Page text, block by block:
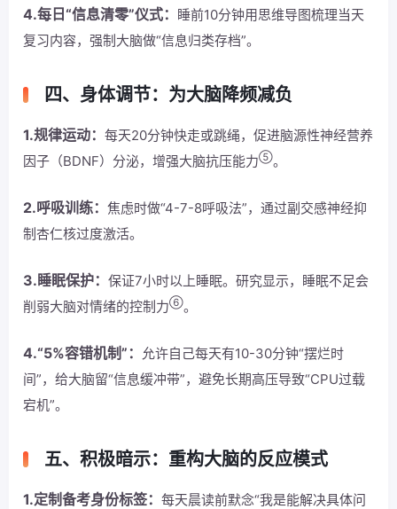
4.每日“信息清零”仪式： 睡前10分钟用思维导图梳理当天
复习内容，强制大脑做“信息归类存档”。
四、身体调节：为大脑降频减负
1.规律运动： 每天20分钟快走或跳绳，促进脑源性神经营养
因子（BDNF）分泌，增强大脑抗压能力⑤。
2.呼吸训练： 焦虑时做“4-7-8呼吸法”，通过副交感神经抑
制杏仁核过度激活。
3.睡眠保护： 保证7小时以上睡眠。研究显示，睡眠不足会
削弱大脑对情绪的控制力⑥。
4.“5%容错机制”：
允许自己每天有10-30分钟“摆烂时
间”，给大脑留“信息缓冲带”，避免长期高压导致“CPU过载
宕机”。
五、积极暗示：重构大脑的反应模式
1.定制备考身份标签： 每天晨读前默念“我是能解决具体问